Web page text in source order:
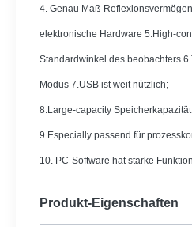
4. Genau Maß-
elektronische Hardware 5.High-
Standardwinkel des beobachters
Modus 7.USB ist weit nützlich;
8.Large-capacity
9.Especially passend für
10. PC-Software hat starke
Produkt-Eigenschaften